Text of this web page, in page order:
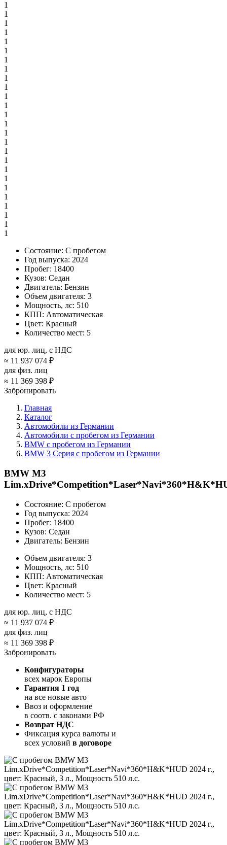
1
1
1
1
1
1
1
1
1
1
1
1
1
1
1
1
1
1
1
1
1
1
1
1
1
1
Состояние: С пробегом
Год выпуска: 2024
Пробег: 18400
Кузов: Седан
Двигатель: Бензин
Объем двигателя: 3
Мощность, лс: 510
КПП: Автоматическая
Цвет: Красный
Количество мест: 5
для юр. лиц, с НДС
≈ 11 937 074 ₽
для физ. лиц
≈ 11 369 398 ₽
Забронировать
Главная
Каталог
Автомобили из Германии
Автомобили с пробегом из Германии
BMW с пробегом из Германии
BMW 3 Серия с пробегом из Германии
BMW M3
Состояние: С пробегом
Год выпуска: 2024
Пробег: 18400
Кузов: Седан
Двигатель: Бензин
Объем двигателя: 3
Мощность, лс: 510
КПП: Автоматическая
Цвет: Красный
Количество мест: 5
для юр. лиц, с НДС
≈ 11 937 074 ₽
для физ. лиц
≈ 11 369 398 ₽
Забронировать
Конфигураторы
всех марок Европы
Гарантия 1 год
на все новые авто
Ввоз и оформление
в соотв. с законами РФ
Возврат НДС
Фиксация курса валюты и
всех условий в договоре